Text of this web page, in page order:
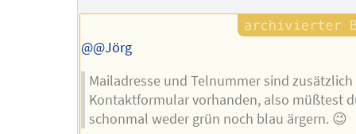
@@Jörg
Mailadresse und Telnummer sind
Kontaktformular vorhanden, also müßtest
schonmal weder grün noch blau ärgern. 😉